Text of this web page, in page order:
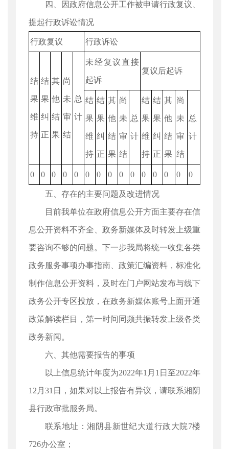
四、因政府信息公开工作被申请行政复议、
提起行政诉讼情况
行政复议 行政诉讼
结
果
维
持
结
果
纠
正
其
他
结
果
尚
未
审
结
总
计
未经复议直接
起诉
复议后起诉
结
果
维
持
结
果
纠
正
其
他
结
果
尚
未
审
结
总
计
结
果
维
持
结
果
纠
正
其
他
结
果
尚
未
审
结
总
计
0 0 0 0 0 0 0 0 0 0 0 0 0 0 0
五、存在的主要问题及改进情况
目前我单位在政府信息公开方面主要存在信
息公开资料不齐全、政务新媒体及时转发上级重
要咨询不够的问题。下一步我局将统一收集各类
政务服务事项办事指南、政策汇编资料，标准化
制作信息公开资料，及时在门户网站发布与线下
政务公开专区投放，在政务新媒体账号上面开通
政策解读栏目，第一时间同频共振转发上级各类
政务新闻。
六、其他需要报告的事项
以上信息统计年度为2022年1月1日至2022年
12月31日，如果对以上报告有异议，请联系湘阴
县行政审批服务局。
联系地址：湘阴县新世纪大道行政大院7楼
726办公室；